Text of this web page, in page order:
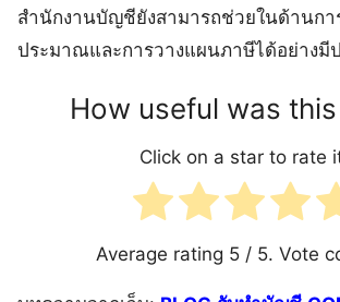
สำนักงานบัญชียังสามารถช่วยในด้านกา
ประมาณและการวางแผนภาษีได้อย่างมี
How useful was
Click on a star to rate
Average rating 5/ 5. Vote